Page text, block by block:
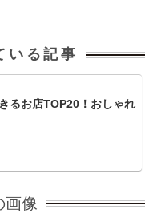
いる記事
るお店TOP20！おしゃれ
画像